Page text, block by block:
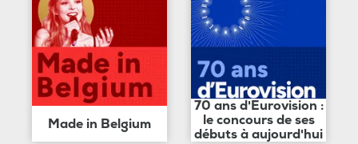
Made in Belgium
70 ans d'Eurovision :
le concours de ses
débuts à aujourd'hui